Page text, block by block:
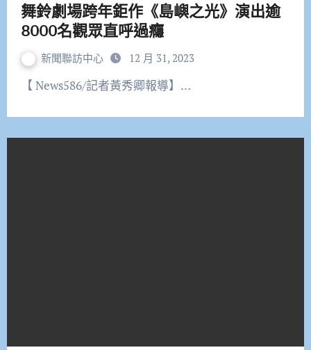
舞鈴劇場跨年鉅作《島嶼之光》演出逾
8000名觀眾直呼過癮
新聞聯訪中心 12 月 31, 2023
【 News586/記者黃秀卿報導】…